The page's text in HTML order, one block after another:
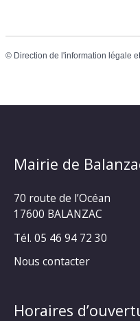
© Direction de l'information légale
Mairie de
70 route de l’Océan
17600 BALANZAC
Tél. 05 46 94 72 30
Nous contacter
Horaires